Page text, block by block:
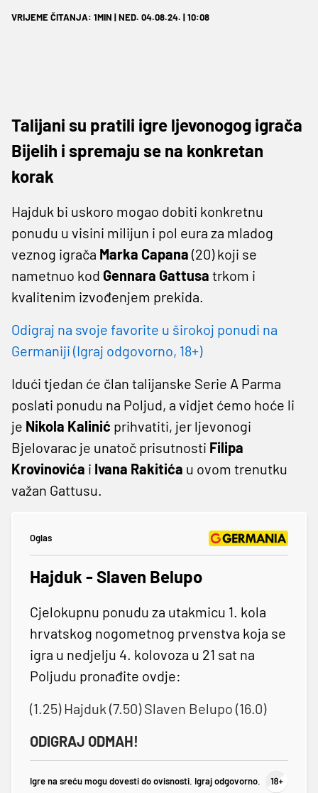
VRIJEME ČITANJA: 1MIN | NED. 04.08.24. | 10:08
Talijani su pratili igre ljevonogog igrača
Bijelih i spremaju se na konkretan
korak
Hajduk bi uskoro mogao dobiti konkretnu
ponudu u visini milijun i pol eura za mladog
veznog igrača Marka Capana (20) koji se
nametnuo kod Gennara Gattusa trkom i
kvalitenim izvođenjem prekida.
Odigraj na svoje favorite u širokoj ponudi na
Germaniji (Igraj odgovorno, 18+)
Idući tjedan će član talijanske Serie A Parma
poslati ponudu na Poljud, a vidjet ćemo hoće li
je Nikola Kalinić prihvatiti, jer ljevonogi
Bjelovarac je unatoč prisutnosti Filipa
Krovinovića i Ivana Rakitića u ovom trenutku
važan Gattusu.
Oglas
Hajduk - Slaven Belupo
Cjelokupnu ponudu za utakmicu 1. kola
hrvatskog nogometnog prvenstva koja se
igra u nedjelju 4. kolovoza u 21 sat na
Poljudu pronađite ovdje:
(1.25) Hajduk (7.50) Slaven Belupo (16.0)
ODIGRAJ ODMAH!
Igre na sreću mogu dovesti do ovisnosti. Igraj odgovorno.